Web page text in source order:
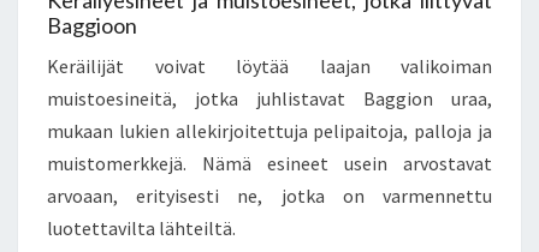
Baggioon
Keräilijät voivat löytää laajan valikoiman
muistoesineitä, jotka juhlistavat Baggion uraa,
mukaan lukien allekirjoitettuja pelipaitoja, palloja ja
muistomerkkejä. Nämä esineet usein arvostavat
arvoaan, erityisesti ne, jotka on varmennettu
luotettavilta lähteiltä.